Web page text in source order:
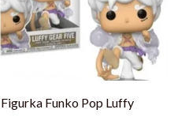
Figurka Funko Pop Luffy